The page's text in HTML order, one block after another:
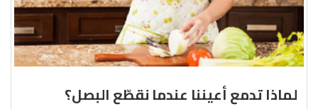
لماذا تدمع أعيننا عندما نقطّع البصل؟